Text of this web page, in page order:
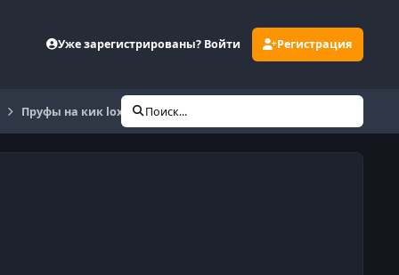
Уже зарегистрированы? Войти Регистрация
Пруфы на кик loxprofiПоиск...